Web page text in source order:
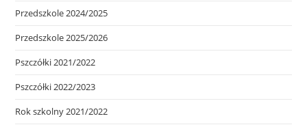
Przedszkole 2024/2025
Przedszkole 2025/2026
Pszczółki 2021/2022
Pszczółki 2022/2023
Rok szkolny 2021/2022